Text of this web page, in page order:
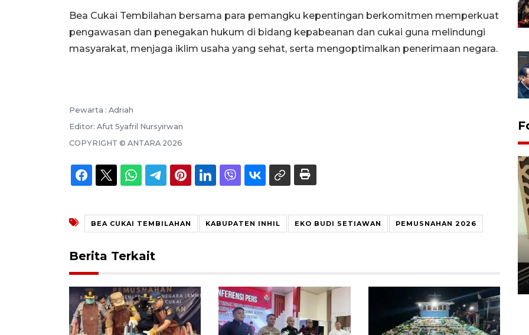
Bea Cukai Tembilahan bersama para pemangku kepentingan berkomitmen memperkuat
pengawasan dan penegakan hukum di bidang kepabeanan dan cukai guna melindungi
masyarakat, menjaga iklim usaha yang sehat, serta mengoptimalkan penerimaan negara.
Pewarta : Adriah
Editor: Afut Syafril Nursyirwan
COPYRIGHT © ANTARA 2026
BEA CUKAI TEMBILAHAN KABUPATEN INHIL EKO BUDI SETIAWAN PEMUSNAHAN 2026
Berita Terkait